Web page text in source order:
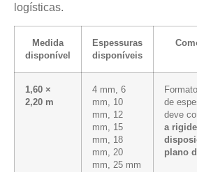
logísticas.
Medida
disponível
Espessuras
disponíveis
1,60 ×
2,20 m
4 mm, 6
mm, 10
mm, 12
mm, 15
mm, 18
mm, 20
mm, 25 mm
de
deve
a
plano